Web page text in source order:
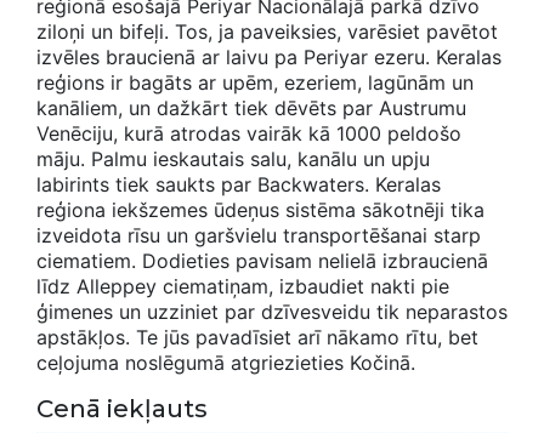
reģionā esošajā Periyar Nacionālajā parkā dzīvo
ziloņi un bifeļi. Tos, ja paveiksies, varēsiet pavētot
izvēles braucienā ar laivu pa Periyar ezeru. Keralas
reģions ir bagāts ar upēm, ezeriem, lagūnām un
kanāliem, un dažkārt tiek dēvēts par Austrumu
Venēciju, kurā atrodas vairāk kā 1000 peldošo
māju. Palmu ieskautais salu, kanālu un upju
labirints tiek saukts par Backwaters. Keralas
reģiona iekšzemes ūdeņus sistēma sākotnēji tika
izveidota rīsu un garšvielu transportēšanai starp
ciematiem. Dodieties pavisam nelielā izbraucienā
līdz Alleppey ciematiņam, izbaudiet nakti pie
ģimenes un uzziniet par dzīvesveidu tik neparastos
apstākļos. Te jūs pavadīsiet arī nākamo rītu, bet
ceļojuma noslēgumā atgriezieties Kočinā.
Cenā iekļauts